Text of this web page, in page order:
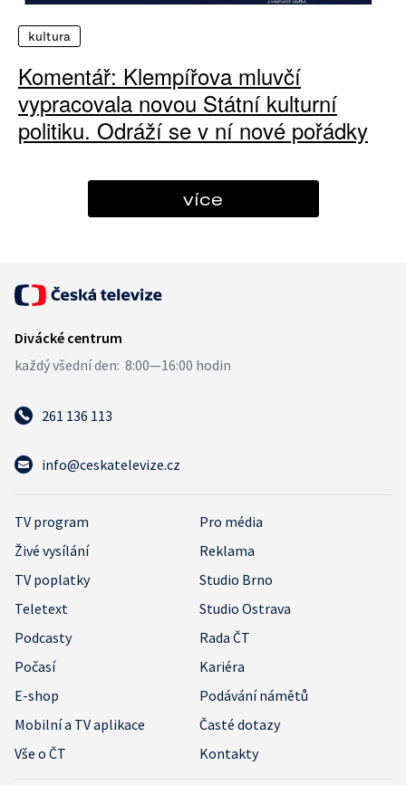
kultura
Komentář: Klempířova mluvčí
vypracovala novou Státní kulturní
politiku. Odráží se v ní nové pořádky
více
261 136 113
info@ceskatelevize.cz
TV program
Pro média
Živé vysílání
Reklama
TV poplatky
Studio Brno
Teletext
Studio Ostrava
Podcasty
Rada ČT
Počasí
Kariéra
E-shop
Podávání námětů
Mobilní a TV aplikace
Časté dotazy
Vše o ČT
Kontakty